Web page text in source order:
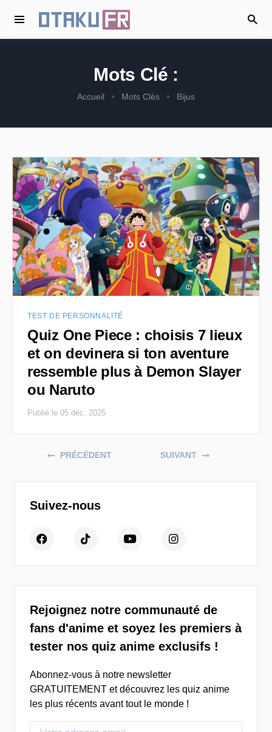
Mots Clé :
Accueil Mots Clès Bijus
TEST DE PERSONNALITÉ
Quiz One Piece : choisis 7 lieux
et on devinera si ton aventure
ressemble plus à Demon Slayer
ou Naruto
Publié le 05 déc. 2025
Posts navigation
PRÉCÉDENT SUIVANT
Suivez-nous
Rejoignez notre communauté de
fans d'anime et soyez les premiers à
tester nos quiz anime exclusifs !
Abonnez-vous à notre newsletter
GRATUITEMENT et découvrez les quiz anime
les plus récents avant tout le monde !